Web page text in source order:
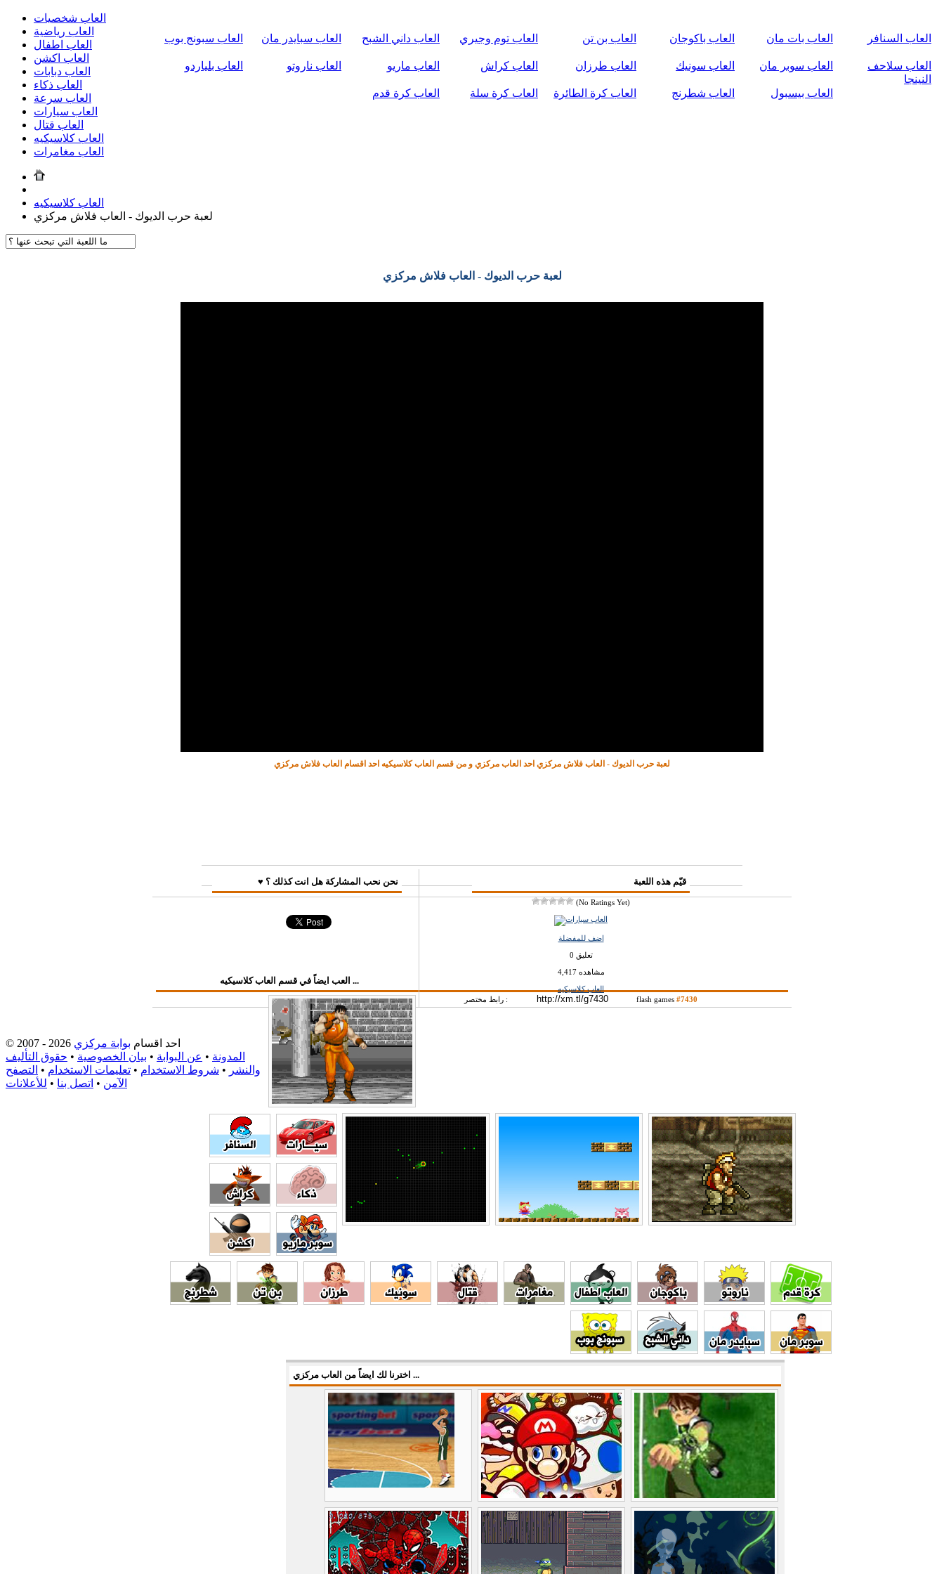
العاب شخصيات
العاب السنافر
العاب بات مان العاب باكوجان العاب بن تن العاب توم وجيري العاب داني الشبح العاب سبايدر مان العاب سبونج بوب
العاب سلاحف
النينجا
العاب سوبر مان العاب سونيك العاب طرزان العاب كراش العاب ماريو العاب ناروتو
العاب رياضية
العاب بلياردو
العاب بيسبول العاب شطرنج العاب كرة الطائرة العاب كرة سلة العاب كرة قدم
العاب اطفال
العاب اكشن
العاب دبابات
العاب ذكاء
العاب سرعة
العاب سيارات
العاب قتال
العاب كلاسيكيه
العاب مغامرات
العاب كلاسيكيه
لعبة حرب الديوك - العاب فلاش مركزي
لعبة حرب الديوك - العاب فلاش مركزي
لعبة حرب الديوك - العاب فلاش مركزي احد العاب مركزي و من قسم العاب كلاسيكيه احد اقسام العاب فلاش مركزي
قيّم هذه اللعبة
(No Ratings Yet)
اضف للمفضلة
0 تعليق
4,417 مشاهده
العاب كلاسيكيه
رابط مختصر :
flash games #7430
♥ نحن نحب المشاركة هل انت كذلك ؟
العب ايضاً في قسم العاب كلاسيكيه ...
اخترنا لك ايضاً من العاب مركزي ...
© 2007 - 2026 احد اقسام بوابة مركزي
المدونة • عن البوابة • بيان الخصوصية • حقوق التأليف
والنشر • شروط الاستخدام • تعليمات الاستخدام • التصفح
الآمن • اتصل بنا • للأعلانات